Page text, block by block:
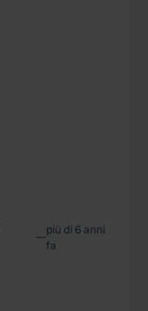
—più di 6 anni
fa